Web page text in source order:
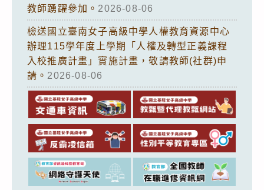
教師踴躍參加。 2026-08-06
檢送國立臺南女子高級中學人權教育資源中心
辦理115學年度上學期「人權及轉型正義課程
入校推廣計畫」實施計畫，敬請教師(社群)申
請。 2026-08-06